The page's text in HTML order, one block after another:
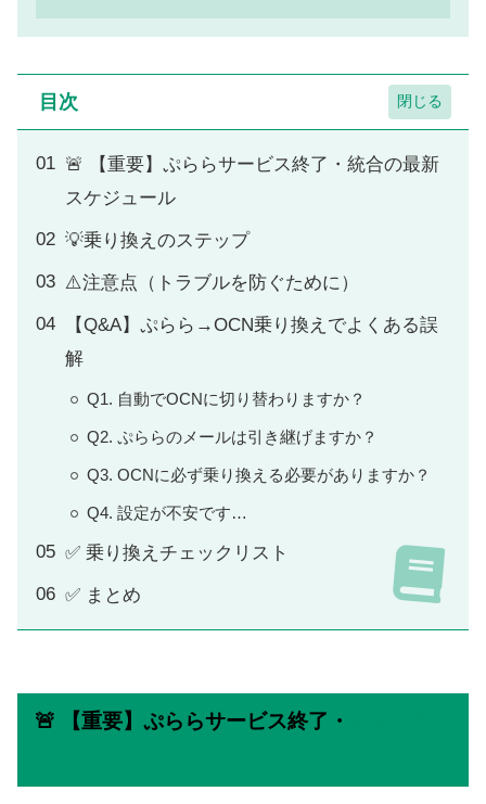
目次
🚨 【重要】ぷららサービス終了・統合の最新
スケジュール
💡乗り換えのステップ
⚠️注意点（トラブルを防ぐために）
【Q&A】ぷらら→OCN乗り換えでよくある誤
解
Q1. 自動でOCNに切り替わりますか？
Q2. ぷららのメールは引き継げますか？
Q3. OCNに必ず乗り換える必要がありますか？
Q4. 設定が不安です…
✅ 乗り換えチェックリスト
✅ まとめ
🚨 【重要】ぷららサービス終了・